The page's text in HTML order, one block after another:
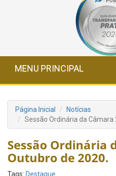
MENU PRINCIPAL
Página Inicial
Notícias
Sessão Ordinária da Câmara
Sessão Ordinária
Outubro de 2020.
Tags: Destaque